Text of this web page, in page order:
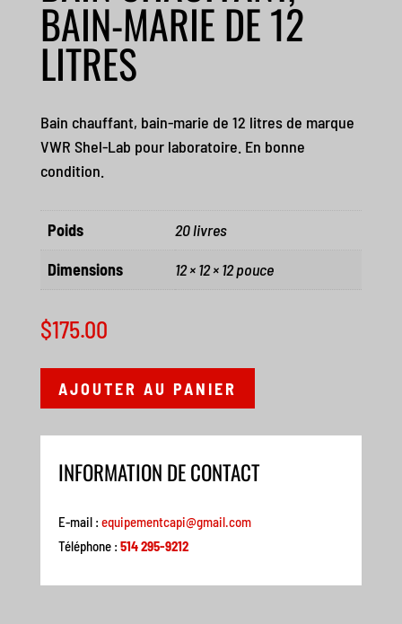
BAIN-MARIE DE 12
LITRES
Bain chauffant, bain-marie de 12 litres de marque
VWR Shel-Lab pour laboratoire. En bonne
condition.
Poids
20 livres
Dimensions
12 × 12 × 12 pouce
$175.00
AJOUTER AU PANIER
INFORMATION DE CONTACT
E-mail : equipementcapi@gmail.com
Téléphone : 514 295-9212